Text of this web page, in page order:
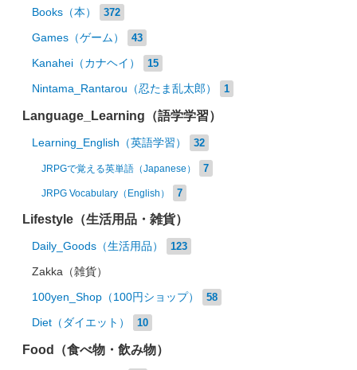
Books（本） 372
Games（ゲーム） 43
Kanahei（カナヘイ） 15
Nintama_Rantarou（忍たま乱太郎） 1
Language_Learning（語学学習）
Learning_English（英語学習） 32
JRPGで覚える英単語（Japanese） 7
JRPG Vocabulary（English） 7
Lifestyle（生活用品・雑貨）
Daily_Goods（生活用品） 123
Zakka（雑貨）
100yen_Shop（100円ショップ） 58
Diet（ダイエット） 10
Food（食べ物・飲み物）